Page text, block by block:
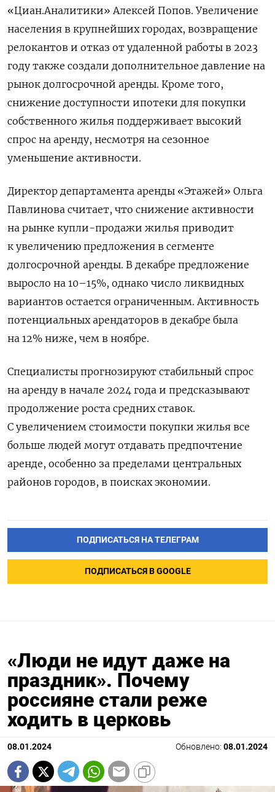
«Циан.Аналитики» Алексей Попов. Увеличение
населения в крупнейших городах, возвращение
релокантов и отказ от удаленной работы в 2023
году также создали дополнительное давление на
рынок долгосрочной аренды. Кроме того,
снижение доступности ипотеки для покупки
собственного жилья поддерживает высокий
спрос на аренду, несмотря на сезонное
уменьшение активности.
Директор департамента аренды «Этажей» Ольга
Павлинова считает, что снижение активности
на рынке купли-продажи жилья приводит
к увеличению предложения в сегменте
долгосрочной аренды. В декабре предложение
выросло на 10–15%, однако число ликвидных
вариантов остается ограниченным. Активность
потенциальных арендаторов в декабре была
на 12% ниже, чем в ноябре.
Специалисты прогнозируют стабильный спрос
на аренду в начале 2024 года и предсказывают
продолжение роста средних ставок.
С увеличением стоимости покупки жилья все
больше людей могут отдавать предпочтение
аренде, особенно за пределами центральных
районов городов, в поисках экономии.
ПОДПИСАТЬСЯ НА ТЕЛЕГРАМ
ПОДПИСАТЬСЯ В GOOGLE
«Люди не идут даже на
праздник». Почему
россияне стали реже
ходить в церковь
08.01.2024 Обновлено: 08.01.2024